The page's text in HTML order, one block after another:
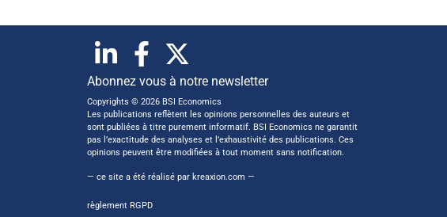
Abonnez vous à notre newsletter
Copyrights © 2026 BSI Economics
Les publications reflètent les opinions personnelles des auteurs et
sont publiées à titre purement informatif. BSI Economics ne garantit
pas l’exactitude des analyses et l’exhaustivité des publications. Ces
opinions peuvent être modifiées à tout moment sans notification.
— ce site a été réalisé par kreaxion.com —
règlement RGPD